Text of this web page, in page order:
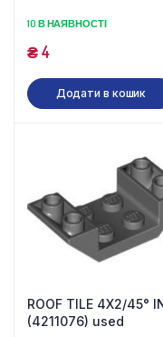
10 В НАЯВНОСТІ
₴4
Додати в кошик
ROOF TILE 4X2/45°
(4211076) used